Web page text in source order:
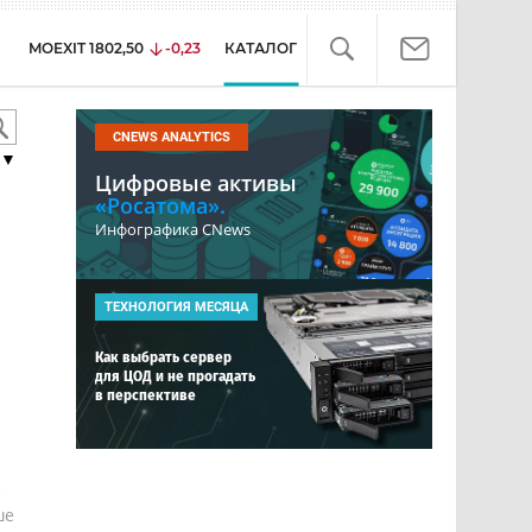
MOEXIT 1802,50 -0,23 КАТАЛОГ
CNEWS ANALYTICS
Цифровые активы
«Росатома».
Инфографика CNews
ТЕХНОЛОГИЯ МЕСЯЦА
Как выбрать сервер
для ЦОД и не прогадать
в перспективе